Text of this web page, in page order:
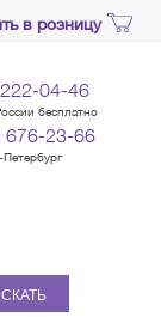
в розницу
04-46
бесплатно
676-23-66
Петербург